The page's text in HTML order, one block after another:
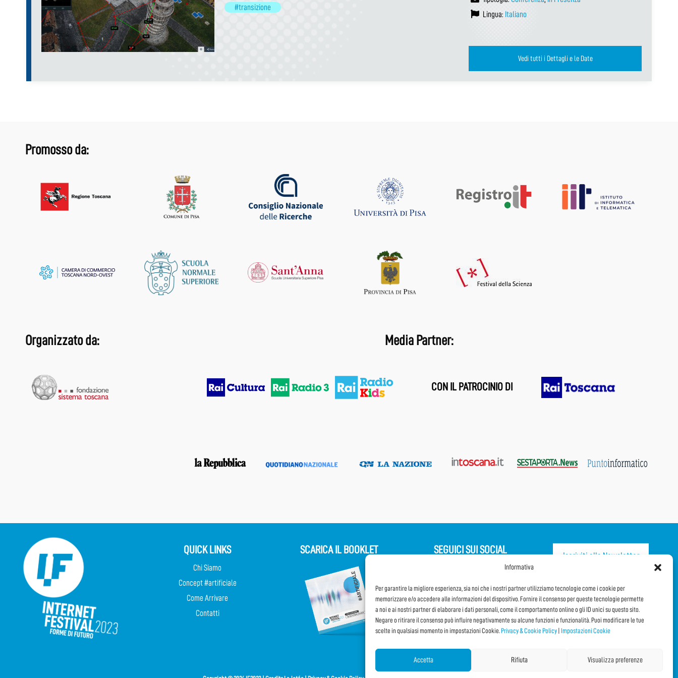
Informativa
Per garantire la migliore esperienza, sia noi che i nostri partner utilizziamo tecnologie come i cookie per
memorizzare e/o accedere alle informazioni del dispositivo. Fornire il consenso per queste tecnologie permette
a noi e ai nostri partner di elaborare i dati personali, come il comportamento online o gli ID unici su questo sito.
Negare o ritirare il consenso può influire negativamente su alcune funzioni e funzionalità. Puoi modificare le tue
scelte in qualsiasi momento in impostazioni Cookie. Privacy & Cookie Policy Impostazioni Cookie
Accetta Rifiuta Visualizza preferenze
#transizione
Lingua: Italiano
Vedi tutti i Dettagli e le Date
Promosso da:
Organizzato da: Media Partner:
CON IL PATROCINIO DI
QUICK LINKS
Chi Siamo
Concept #artificiale
Come Arrivare
Contatti
SCARICA IL BOOKLET SEGUICI SUI SOCIAL
Iscriviti alla Newsletter
CONDIVIDI QUESTA PAGINA!
FacebookWhatsAppEmail